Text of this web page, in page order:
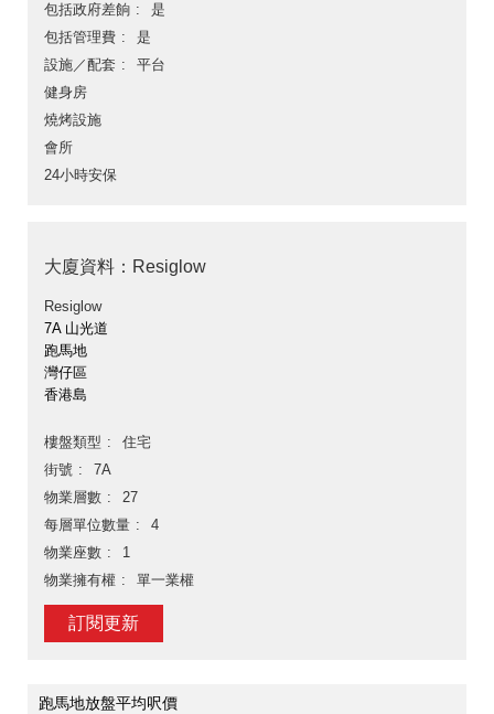
包括政府差餉
是
包括管理費
是
設施／配套
平台
健身房
燒烤設施
會所
24小時安保
大廈資料：Resiglow
Resiglow
7A 山光道
跑馬地
灣仔區
香港島
樓盤類型
住宅
街號
7A
物業層數
27
每層單位數量
4
物業座數
1
物業擁有權
單一業權
訂閱更新
跑馬地放盤平均呎價